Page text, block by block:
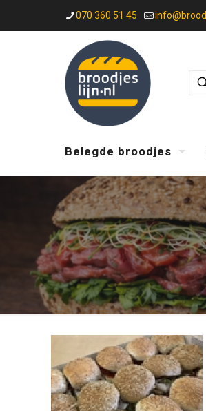
070 360 51 45
Belegde broodjes